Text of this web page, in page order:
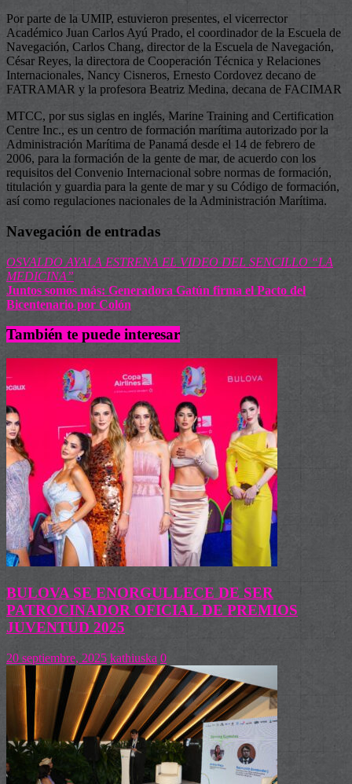
Por parte de la UMIP, estuvieron presentes, el vicerrector
Académico Juan Carlos Ayú Prado, el coordinador de la Escuela de
Navegación, Carlos Chang, director de la Escuela de Navegación,
César Reyes, la directora de Cooperación Técnica y Relaciones
Internacionales, Nancy Cisneros, Ernesto Cordovez decano de
FATRAMAR y la profesora Beatriz Medina, decana de FACIMAR
MTCC, por sus siglas en inglés, Marine Training and Certification
Centre Inc., es un centro de formación marítima autorizado por la
Administración Marítima de Panamá desde el 14 de febrero de
2006, para la formación de la gente de mar, de acuerdo con los
requisitos del Convenio Internacional sobre normas de formación,
titulación y guardia para la gente de mar y su Código de formación,
así como regulaciones nacionales de la Administración Marítima.
Navegación de entradas
OSVALDO AYALA ESTRENA EL VIDEO DEL SENCILLO “LA
MEDICINA”
Juntos somos más: Generadora Gatún firma el Pacto del
Bicentenario por Colón
También te puede interesar
BULOVA SE ENORGULLECE DE SER
PATROCINADOR OFICIAL DE PREMIOS
JUVENTUD 2025
20 septiembre, 2025 kathiuska 0